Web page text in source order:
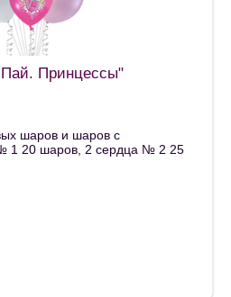
Принцессы"
шаров и шаров с
1 20 шаров, 2 сердца № 2 25